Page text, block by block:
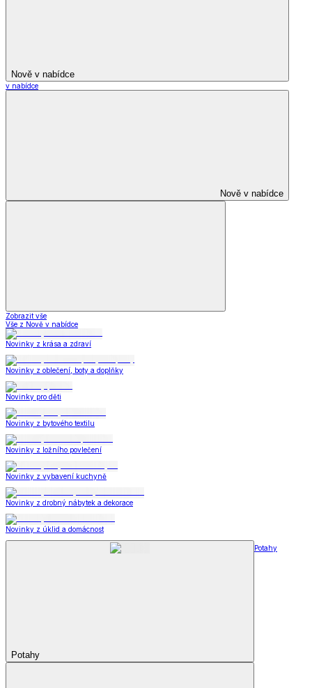
Nově v nabídce
v nabídce
Nově v nabídce
Zobrazit vše
Vše z Nově v nabídce
Novinky z krása a zdraví
Novinky z oblečení, boty a doplňky
Novinky pro děti
Novinky z bytového textilu
Novinky z ložního povlečení
Novinky z vybavení kuchyně
Novinky z drobný nábytek a dekorace
Novinky z úklid a domácnost
Potahy
Potahy